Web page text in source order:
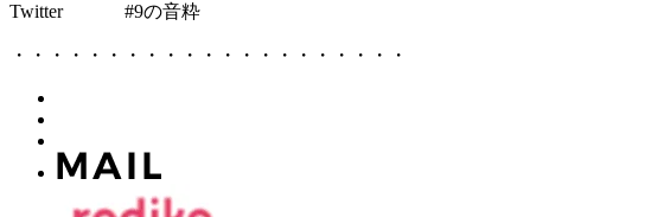
Twitter #9の音粋
・・・・・・・・・・・・・・・・・・・・・